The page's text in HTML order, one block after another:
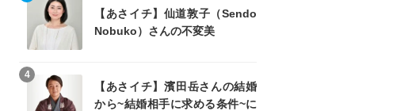
【あさイチ】仙道敦子（Sendo
Nobuko）さんの不変美
【あさイチ】濱田岳さんの結婚
から~結婚相手に求める条件~に
4